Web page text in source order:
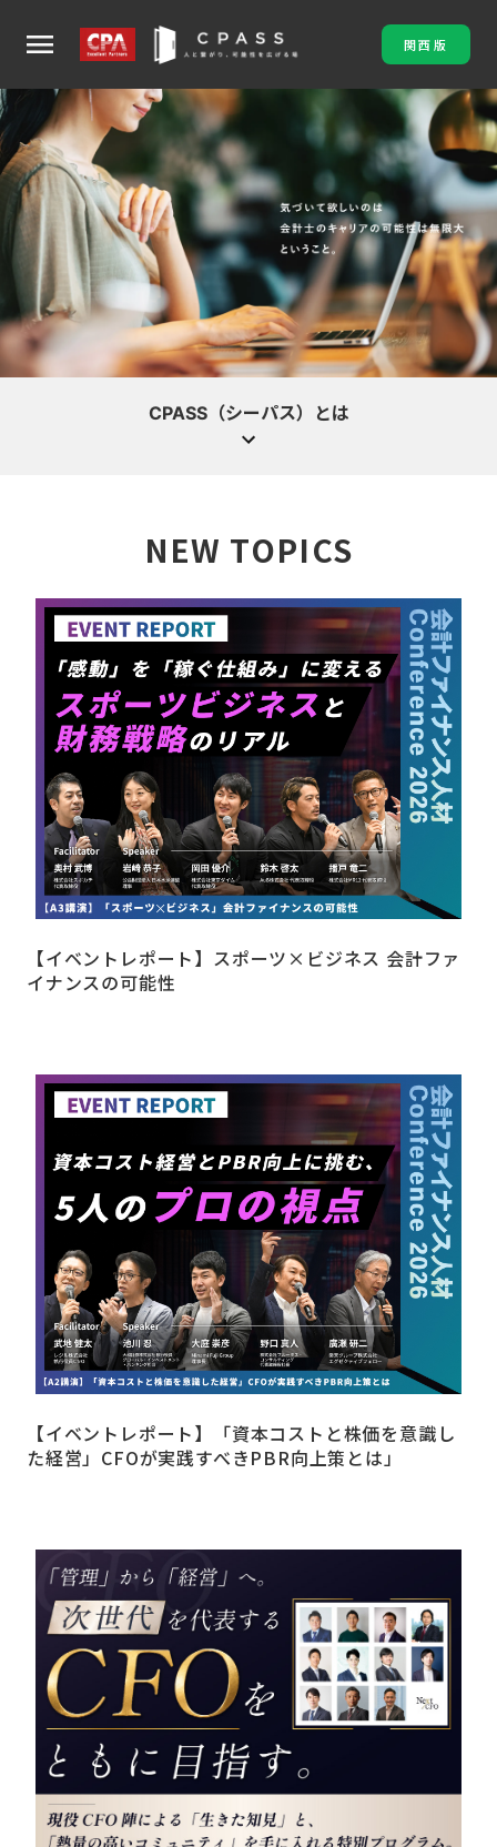
menu 関西版
CPASS（シーパス）とは
詳しく見る
NEW TOPICS
【イベントレポート】スポーツ×ビジネス 会計ファ
イナンスの可能性
【イベントレポート】「資本コストと株価を意識し
た経営」CFOが実践すべきPBR向上策とは」